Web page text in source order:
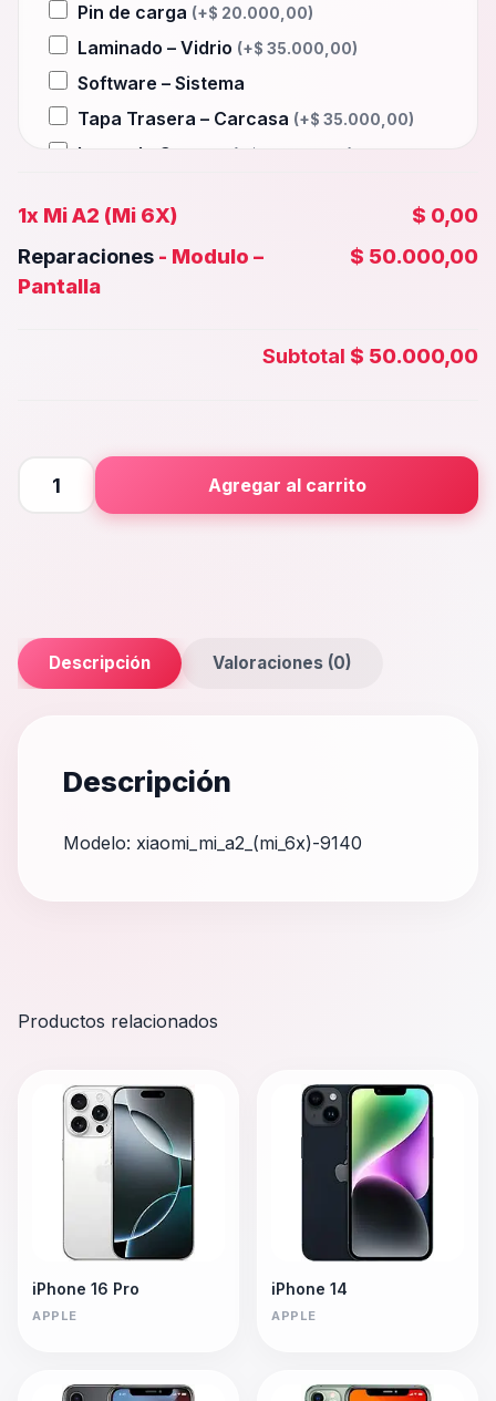
Pin de carga (+$ 20.000,00)
Laminado – Vidrio (+$ 35.000,00)
Software – Sistema
Tapa Trasera – Carcasa (+$ 35.000,00)
Lente de Camara
Wifi – Señal – Antena
Camara Trasera(+$ 30.000,00
Camara frontal, Selfie – Face id
(+$20.000,00 )
Placa Principal
1x Mi A2 (Mi 6X)
$ 0,00
Reparaciones - Modulo –
Pantalla
$ 50.000,00
Subtotal $ 50.000,00
Agregar al carrito
Descripción Valoraciones (0)
Descripción
Modelo: xiaomi_mi_a2_(mi_6x)-9140
Productos relacionados
iPhone 16 Pro
APPLE
iPhone 14
APPLE